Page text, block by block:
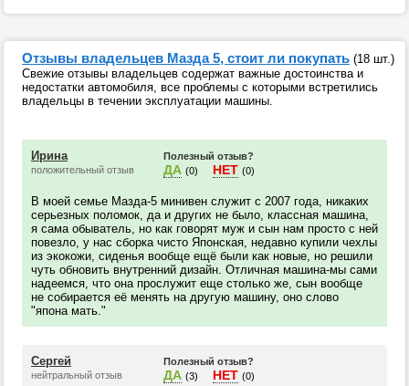
Отзывы владельцев Мазда 5, стоит ли покупать (18 шт.)
Свежие отзывы владельцев содержат важные достоинства и
недостатки автомобиля, все проблемы с которыми встретились
владельцы в течении эксплуатации машины.
Ирина
положительный отзыв
Полезный отзыв?
ДА (0) НЕТ (0)
В моей семье Мазда-5 минивен служит с 2007 года, никаких
серьезных поломок, да и других не было, классная машина,
я сама обыватель, но как говорят муж и сын нам просто с ней
повезло, у нас сборка чисто Японская, недавно купили чехлы
из экокожи, сиденья вообще ещё были как новые, но решили
чуть обновить внутренний дизайн. Отличная машина-мы сами
надеемся, что она прослужит еще столько же, сын вообще
не собирается её менять на другую машину, оно слово
"япона мать."
Сергей
нейтральный отзыв
Полезный отзыв?
ДА (3) НЕТ (0)